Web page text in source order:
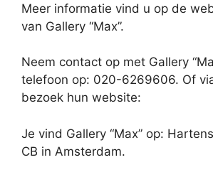
Meer informatie vind u op de
van Gallery “Max”.
Neem contact op met Gallery
telefoon op: 020-6269606. Of
bezoek hun website:
Je vind Gallery “Max” op:
CB in Amsterdam.